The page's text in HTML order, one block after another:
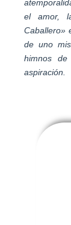
el amor,
Caballero»
de uno
himnos
aspiración.